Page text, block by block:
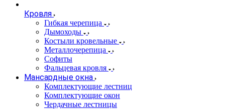
Кровля
Гибкая черепица
Дымоходы
Костыли кровельные
Металлочерепица
Софиты
Фальцевая кровля
Мансардные окна
Комплектующие лестниц
Комплектующие окон
Чердачные лестницы